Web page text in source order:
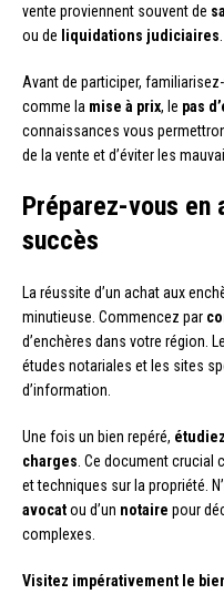
vente proviennent souvent de
ou de liquidations judiciaires
Avant de participer,
comme la mise à prix, le pas
connaissances vous
de la vente et d’éviter les
Préparez-vous en
succès
La réussite d’un achat aux
minutieuse. Commencez par
d’enchères dans votre région.
études notariales et les sites
d’information.
Une fois un bien repéré,
charges . Ce document
et techniques sur la propriété.
avocatou d’un notaire pour
complexes.
Visitez impérativement le